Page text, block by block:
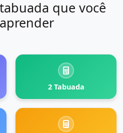
que você
2 Tabuada